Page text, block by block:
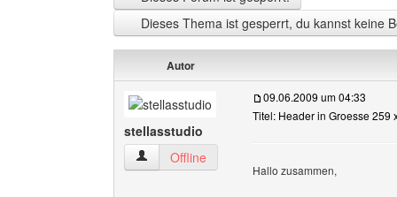
Dieses Thema ist gesperrt, du kannst keine
Autor
stellasstudio
stellasstudio Benutzer-Profile anzeigen
Offline
09.06.2009 um 04:33
Titel: Header in Groesse 259
Hallo zusammen,